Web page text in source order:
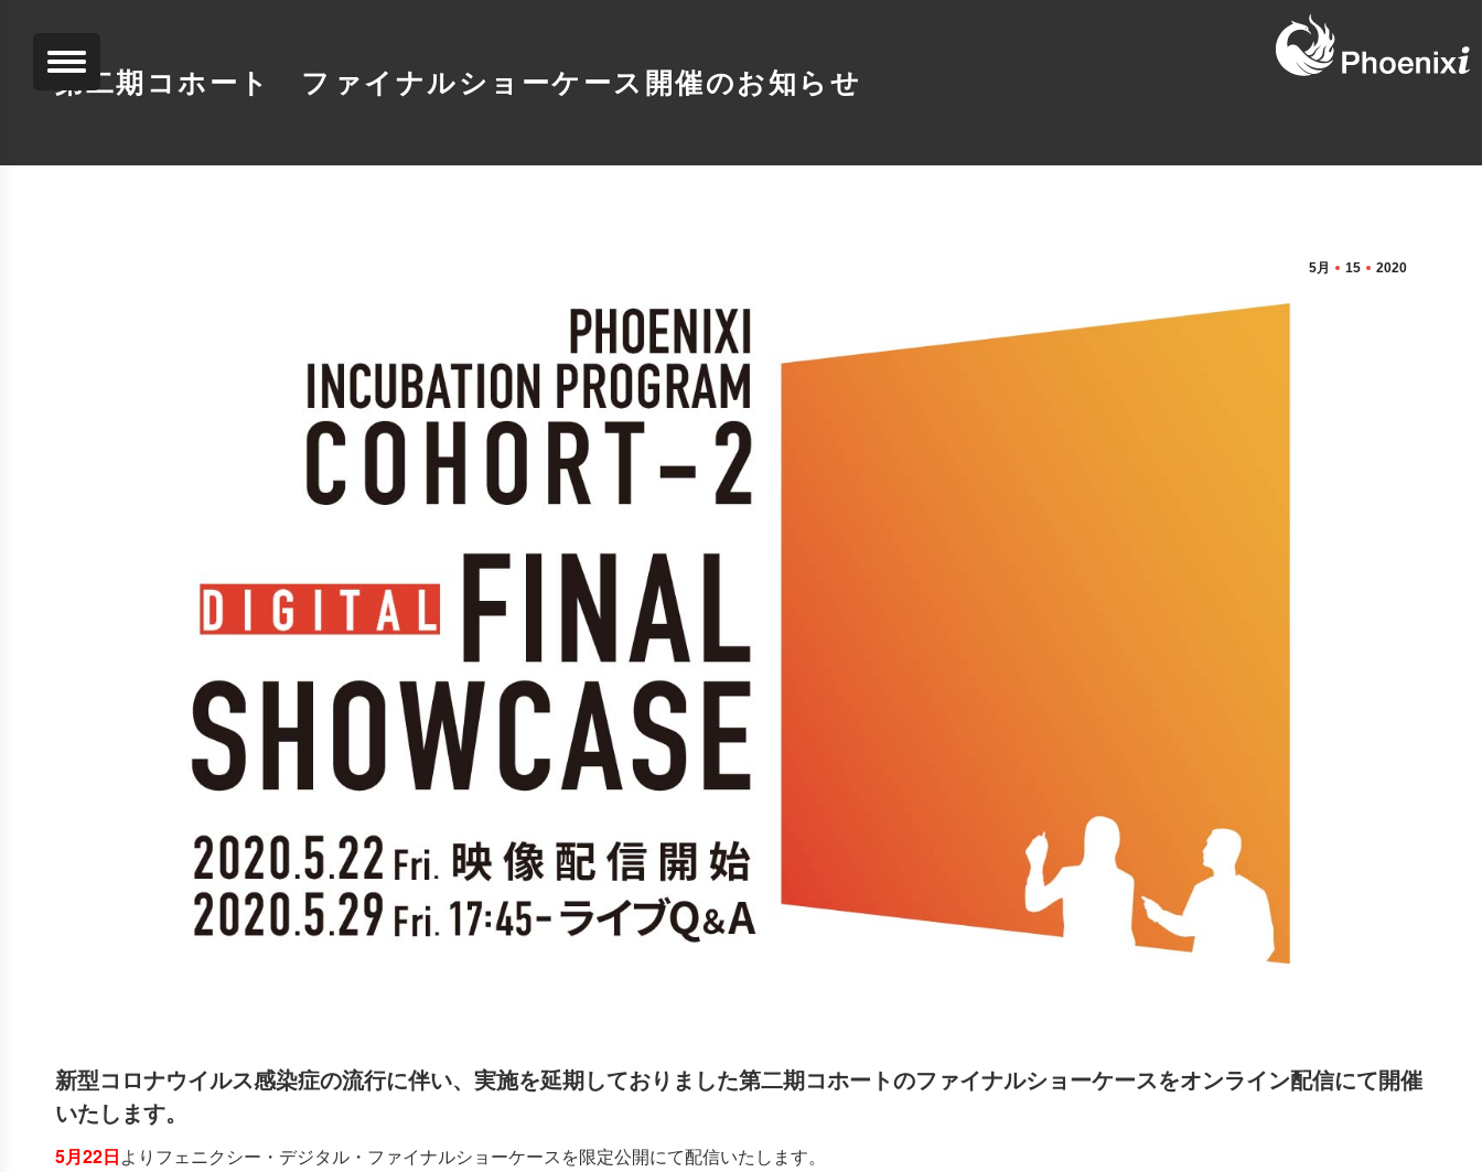
第二期コホート ファイナルショーケース開催のお知らせ
5月 15 2020
新型コロナウイルス感染症の流行に伴い、実施を延期しておりました第二期コホートのファイナルショーケースをオンライン配信にて開催
いたします。
5月22日よりフェニクシー・デジタル・ファイナルショーケースを限定公開にて配信いたします。